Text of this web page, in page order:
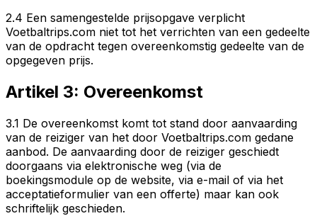
2.4 Een samengestelde prijsopgave verplicht
Voetbaltrips.com niet tot het verrichten van een gedeelte
van de opdracht tegen overeenkomstig gedeelte van de
opgegeven prijs.
Artikel 3: Overeenkomst
3.1 De overeenkomst komt tot stand door aanvaarding
van de reiziger van het door Voetbaltrips.com gedane
aanbod. De aanvaarding door de reiziger geschiedt
doorgaans via elektronische weg (via de
boekingsmodule op de website, via e-mail of via het
acceptatieformulier van een offerte) maar kan ook
schriftelijk geschieden.